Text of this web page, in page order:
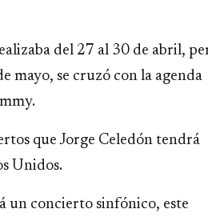
del 27 al 30 de abril,
mayo, se cruzó con la agenda
que Jorge Celedón tendrá
Unidos.
un concierto sinfónico, este